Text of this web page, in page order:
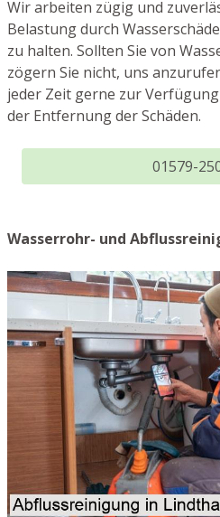
Wir arbeiten zügig und
Belastung durch
zu halten. Sollten Sie von
zögern Sie nicht, uns
jeder Zeit gerne zur
der Entfernung der Schäden.
01579-
Wasserrohr- und